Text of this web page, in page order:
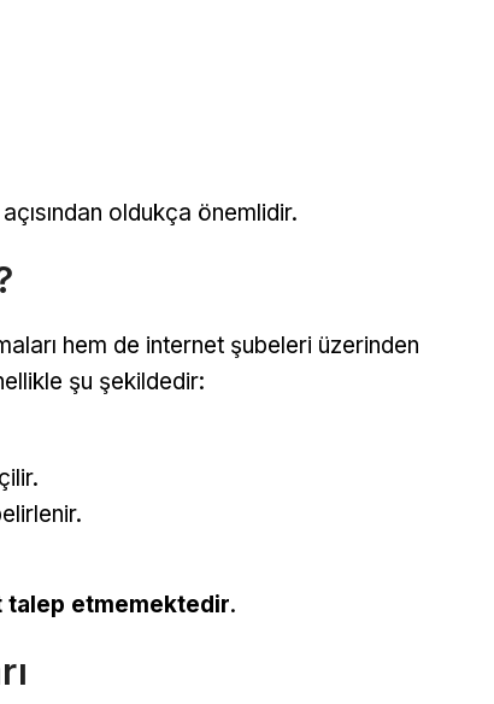
oldukça önemlidir.
hem de internet şubeleri üzerinden
şu şekildedir:
etmemektedir.